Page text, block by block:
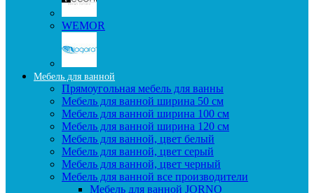
WEMOR
Мебель для ванной
Прямоугольная мебель для ванны
Мебель для ванной ширина 50 см
Мебель для ванной ширина 100 см
Мебель для ванной ширина 120 см
Мебель для ванной, цвет белый
Мебель для ванной, цвет серый
Мебель для ванной, цвет черный
Мебель для ванной все производители
Мебель для ванной JORNO